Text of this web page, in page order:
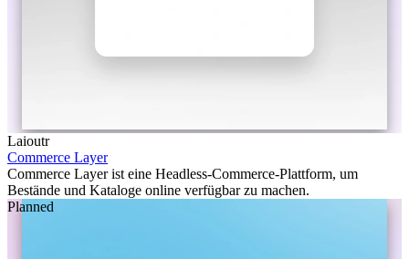
Laioutr
Commerce Layer
Commerce Layer ist eine Headless-Commerce-Plattform, um
Bestände und Kataloge online verfügbar zu machen.
Planned